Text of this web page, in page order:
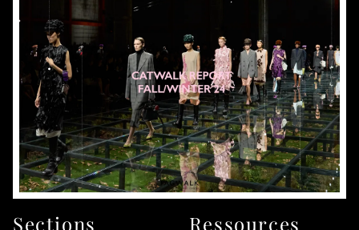
Sections
Ressources